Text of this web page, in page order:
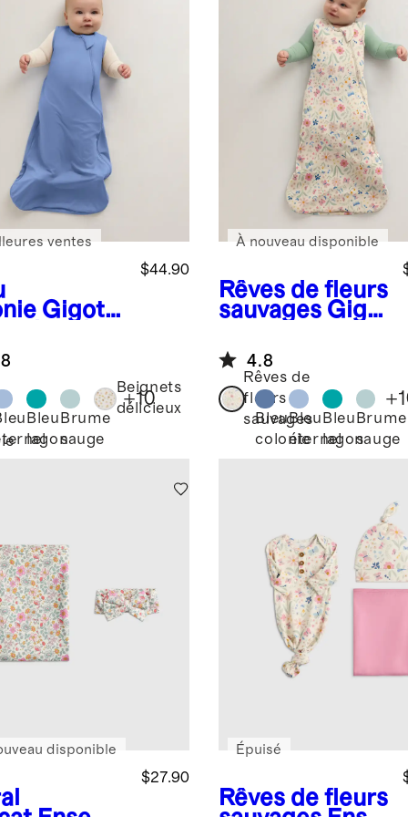
Gigote
TOG de
$44.90
ventes
Bleu
lagon
Brume
sauge
Beignets
délicieux
+10
Rêves de fleurs
sauvages Gigo
bambou avec
TOG de 0,5
À nouveau disponible
4.8
Rêves de
fleurs
sauvages
Bleu
colonie
Bleu
éternel
Bleu
lagon
Brume
sauge
+
$27.90
disponible
Rêves de fleurs
Épuisé